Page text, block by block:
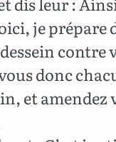
je prépare
contre
donc
et amendez